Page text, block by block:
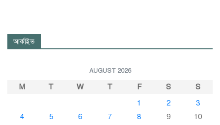
আর্কাইভ
AUGUST 2026
M T W T F S
S
1
2
3
4
5 6 7 8 9
10